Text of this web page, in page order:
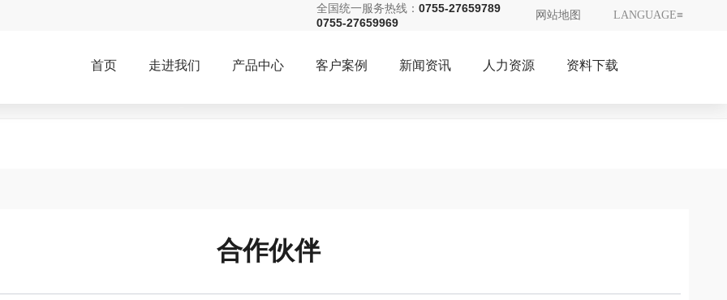
全国统一服务热线：0755-27659789
0755-27659969
网站地图 LANGUAGE≡
首页 走进我们 产品中心 客户案例 新闻资讯 人力资源 资料下载
合作伙伴